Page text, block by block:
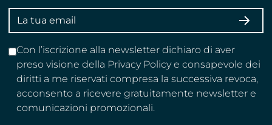
Indirizzo
email
Con l’iscrizione alla newsletter dichiaro di aver
preso visione della Privacy Policy e consapevole dei
diritti a me riservati compresa la successiva revoca,
acconsento a ricevere gratuitamente newsletter e
comunicazioni promozionali.